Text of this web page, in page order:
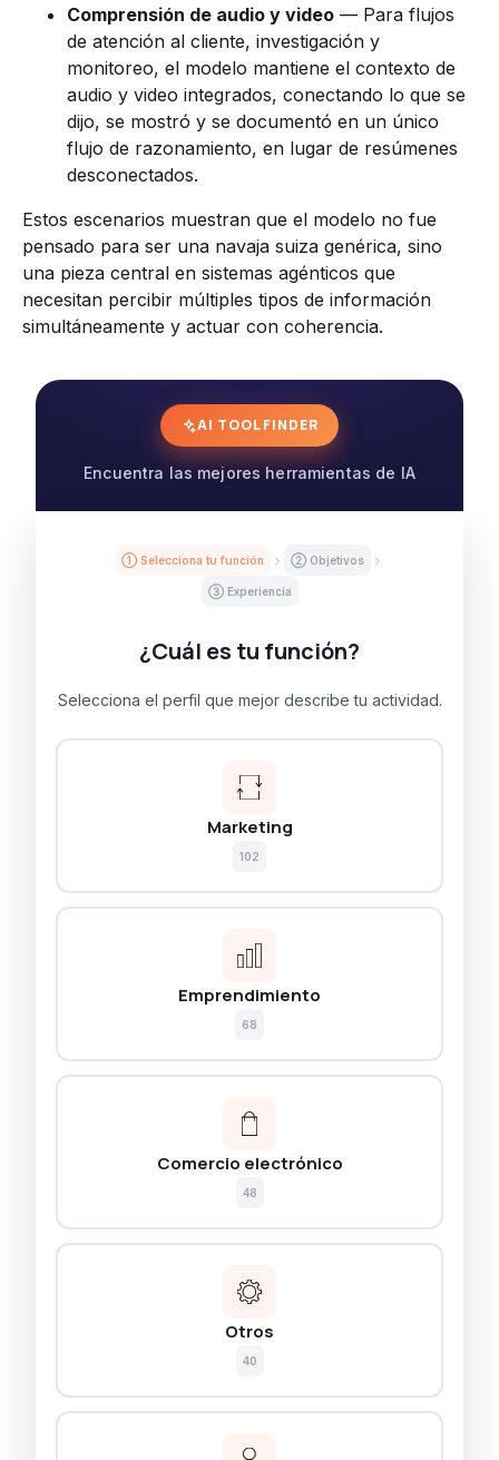
Comprensión de audio y video — Para flujos
de atención al cliente, investigación y
monitoreo, el modelo mantiene el contexto de
audio y video integrados, conectando lo que se
dijo, se mostró y se documentó en un único
flujo de razonamiento, en lugar de resúmenes
desconectados.
Estos escenarios muestran que el modelo no fue
pensado para ser una navaja suiza genérica, sino
una pieza central en sistemas agénticos que
necesitan percibir múltiples tipos de información
simultáneamente y actuar con coherencia.
AI TOOL FINDER
Encuentra las mejores herramientas de IA
① Selecciona tu función ② Objetivos
③ Experiencia
¿Cuál es tu función?
Selecciona el perfil que mejor describe tu actividad.
Marketing
102
Emprendimiento
68
Comercio electrónico
48
Otros
40